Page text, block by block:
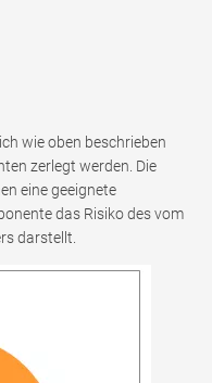
wie oben beschrieben
zerlegt werden. Die
eine geeignete
das Risiko des vom
darstellt.